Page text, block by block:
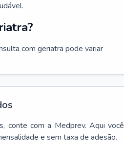
com geriatra pode variar
, conte com a Medprev. Aqui você
e sem taxa de adesão.